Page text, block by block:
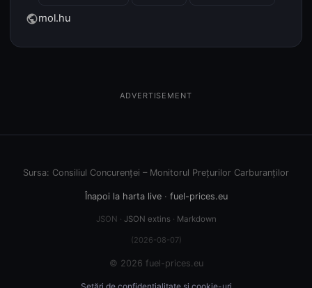
publicmol.hu
ADVERTISEMENT
Sursa: Consiliul Concurenței – Monitorul Prețurilor Carburanților
Înapoi la harta live· fuel-prices.eu
JSON · JSON extins· Markdown
(2026-08-07)
© 2026 fuel-prices.eu